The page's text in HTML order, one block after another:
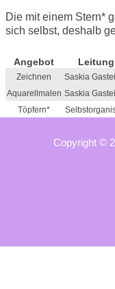
Die mit einem Stern*
sich selbst, deshalb
Angebot Leitung
Zeichnen Saskia
Aquarellmalen Saskia
Töpfern*
Copyright ©